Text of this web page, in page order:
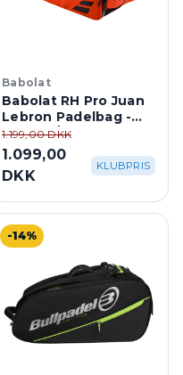
Babolat
Babolat RH Pro Juan
Lebron Padelbag -
Orange/Black
1.199,00 DKK
1.099,00
DKK
KLUBPRIS
-14%